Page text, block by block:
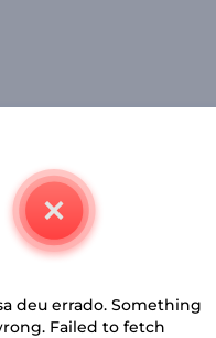
deu errado. Something
Failed to fetch